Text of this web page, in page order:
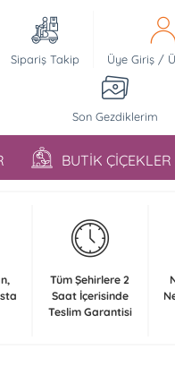
Sipariş Takip Üye Giriş/
Son Gezdiklerim
BUTİK ÇİÇEKLER
Tüm Şehirlere 2
Saat İçerisinde
Teslim Garantisi